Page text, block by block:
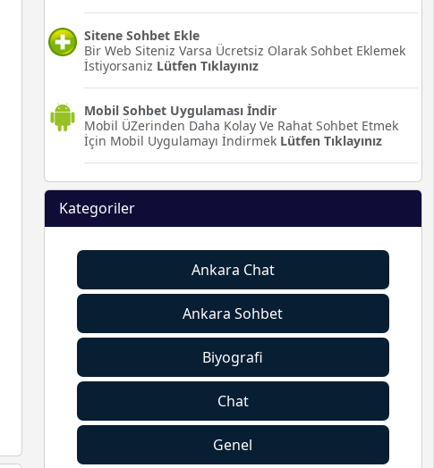
Sitene Sohbet Ekle
Bir Web Siteniz Varsa Ücretsiz Olarak Sohbet Eklemek
İstiyorsaniz Lütfen Tıklayınız
Mobil Sohbet Uygulaması İndir
Mobil ÜZerinden Daha Kolay Ve Rahat Sohbet Etmek
İçin Mobil Uygulamayı İndirmek Lütfen Tıklayınız
Kategoriler
Ankara Chat
Ankara Sohbet
Biyografi
Chat
Genel